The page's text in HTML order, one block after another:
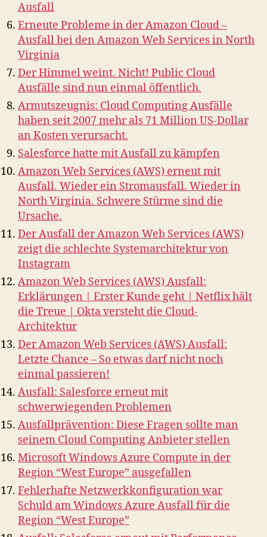
Ausfall
Erneute Probleme in der Amazon Cloud –
Ausfall bei den Amazon Web Services in North
Virginia
Der Himmel weint. Nicht! Public Cloud
Ausfälle sind nun einmal öffentlich.
Armutszeugnis: Cloud Computing Ausfälle
haben seit 2007 mehr als 71 Million US-Dollar
an Kosten verursacht.
Salesforce hatte mit Ausfall zu kämpfen
Amazon Web Services (AWS) erneut mit
Ausfall. Wieder ein Stromausfall. Wieder in
North Virginia. Schwere Stürme sind die
Ursache.
Der Ausfall der Amazon Web Services (AWS)
zeigt die schlechte Systemarchitektur von
Instagram
Amazon Web Services (AWS) Ausfall:
Erklärungen | Erster Kunde geht | Netflix hält
die Treue | Okta versteht die Cloud-
Architektur
Der Amazon Web Services (AWS) Ausfall:
Letzte Chance – So etwas darf nicht noch
einmal passieren!
Ausfall: Salesforce erneut mit
schwerwiegenden Problemen
Ausfallprävention: Diese Fragen sollte man
seinem Cloud Computing Anbieter stellen
Microsoft Windows Azure Compute in der
Region “West Europe” ausgefallen
Fehlerhafte Netzwerkkonfiguration war
Schuld am Windows Azure Ausfall für die
Region “West Europe”